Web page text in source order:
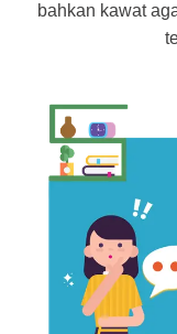
bahkan kawat